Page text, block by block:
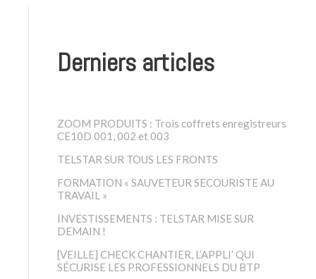
Derniers articles
ZOOM PRODUITS : Trois coffrets enregistreurs
CE10D 001, 002 et 003
TELSTAR SUR TOUS LES FRONTS
FORMATION « SAUVETEUR SECOURISTE AU
TRAVAIL »
INVESTISSEMENTS : TELSTAR MISE SUR
DEMAIN !
[VEILLE] CHECK CHANTIER, L’APPLI’ QUI
SÉCURISE LES PROFESSIONNELS DU BTP